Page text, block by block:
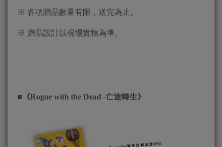
※ 各項贈品數量有限，送完為止。
※ 贈品設計以現場實物為準。
■ 《Rogue with the Dead -亡途轉生》